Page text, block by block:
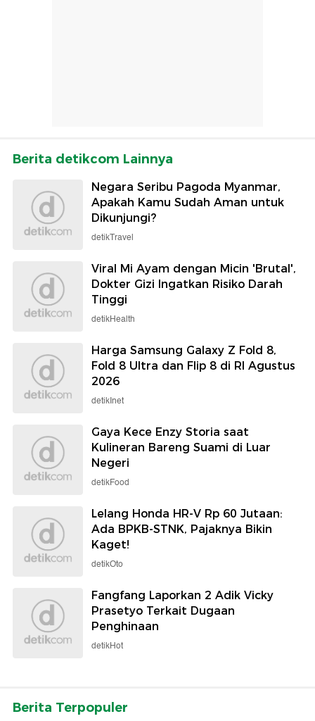
Berita detikcom Lainnya
Negara Seribu Pagoda Myanmar,
Apakah Kamu Sudah Aman untuk
Dikunjungi?
detikTravel
Viral Mi Ayam dengan Micin 'Brutal',
Dokter Gizi Ingatkan Risiko Darah
Tinggi
detikHealth
Harga Samsung Galaxy Z Fold 8,
Fold 8 Ultra dan Flip 8 di RI Agustus
2026
detikInet
Gaya Kece Enzy Storia saat
Kulineran Bareng Suami di Luar
Negeri
detikFood
Lelang Honda HR-V Rp 60 Jutaan:
Ada BPKB-STNK, Pajaknya Bikin
Kaget!
detikOto
Fangfang Laporkan 2 Adik Vicky
Prasetyo Terkait Dugaan
Penghinaan
detikHot
Berita Terpopuler